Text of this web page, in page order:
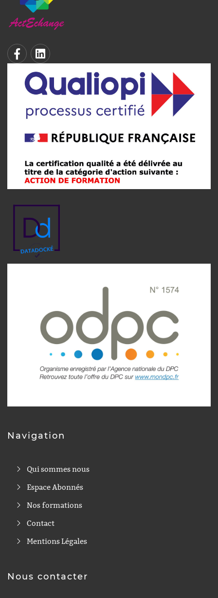
Navigation
Qui sommes nous
Espace Abonnés
Nos formations
Contact
Mentions Légales
Nous contacter